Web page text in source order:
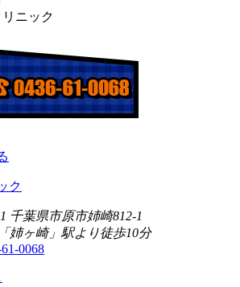
千葉県市原市姉崎812-1
姉ヶ崎」駅より徒歩10分
0068